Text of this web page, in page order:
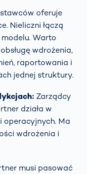
oferuje
Nieliczni łączą
Warto
wdrożenia,
raportowania i
jednej struktury.
Zarządcy
działa w
operacyjnych. Ma
wdrożenia i
musi pasować